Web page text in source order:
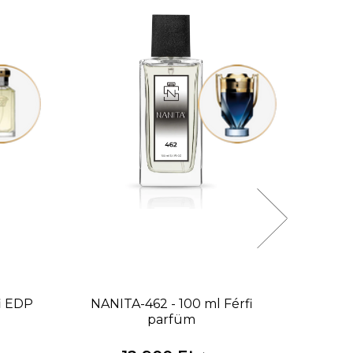
EDP NANITA-462 - 100 ml Férfi
parfüm